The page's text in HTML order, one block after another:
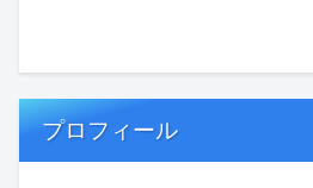
プロフィール